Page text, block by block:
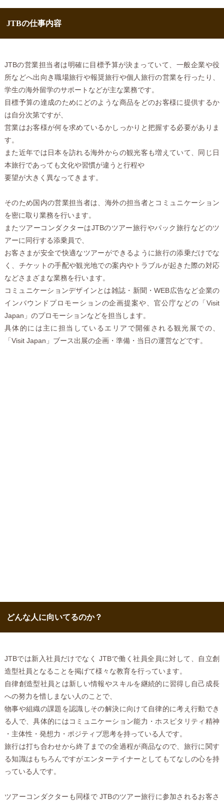
JTBの仕事内容
JTBの営業担当者は明確に目標予算が決まっていて、一般企業や役
所などへ出向き職場旅行や報奨旅行や個人旅行の営業を行ったり、
学生の海外留学のサポートなどが主な業務です。
目標予算の達成のためにどのような商品をどのお客様に提供するか
は自分次第ですが、
営業はお客様が何を求めているかしっかりと把握する必要がありま
す。
また近年では日本を訪れる海外からの観光客も増えていて、同じ日
本旅行であっても文化や習慣が違うと行程や
要望が大きく異なってきます。
そのため国内の営業担当者は、海外の担当者とコミュニケーション
を密に取り業務を行います。
またツアーコンダクターはJTBのツアー旅行やパック旅行などのツ
アーに同行する添乗員で、
お客さまが安全で快適なツアーができるように旅行の添乗だけでな
く、チケットの手配や観光地での案内やトラブルが起きた際の対応
などさまざまな業務を行います。
コミュニケーションデザインとは雑誌・新聞・WEB広告など企業の
インバウンドプロモーションの企画提案や、官公庁などの「Visit
Japan」のプロモーションなどを担当します。
具体的には主に担当しているエリアで開催される観光展での、
「Visit Japan」ブース出展の企画・準備・当日の運営などです。
どんな人に向いてるのか？
JTBでは新入社員だけでなく JTBで働く社員全員に対して、自立創
造型社員となることを掲げて様々な教育を行っています。
自律創造型社員とは新しい情報やスキルを継続的に習得し自己成長
への努力を惜しまない人のことで、
物事や組織の課題を認識しその解決に向けて自律的に考え行動でき
る人で、具体的にはコミュニケーション能力・ホスピタリティ精神
・主体性・発想力・ポジティブ思考を持っている人です。
旅行は打ち合わせから終了までの全過程が商品なので、旅行に関す
る知識はもちろんですがエンターテイナーとしてもてなしの心を持
っている人です。
ツアーコンダクターも同様で JTBのツアー旅行に参加されるお客さ